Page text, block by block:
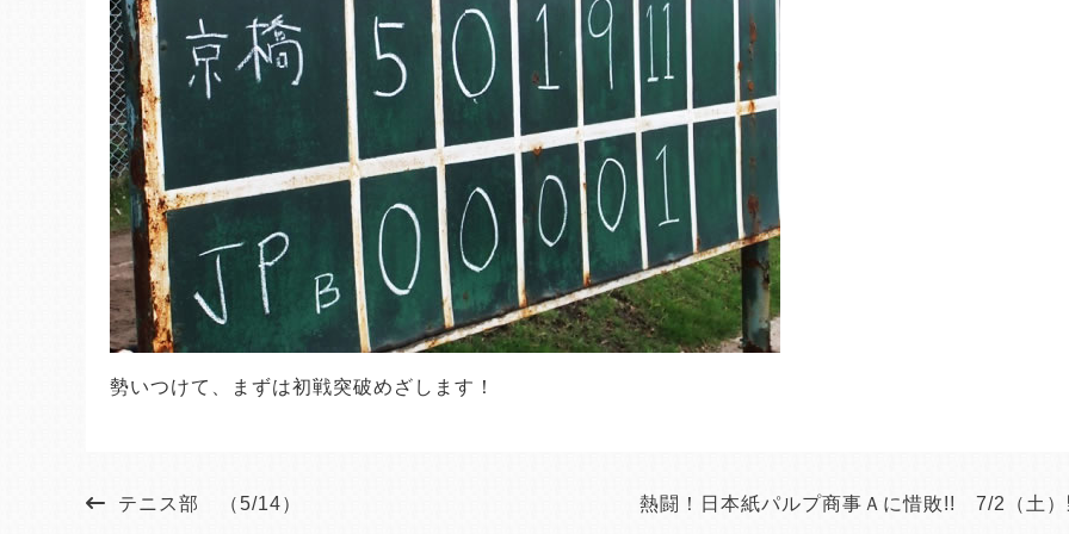
勢いつけて、まずは初戦突破めざします！
テニス部 （5/14） 熱闘！日本紙パルプ商事Ａに惜敗!! 7/2（土）